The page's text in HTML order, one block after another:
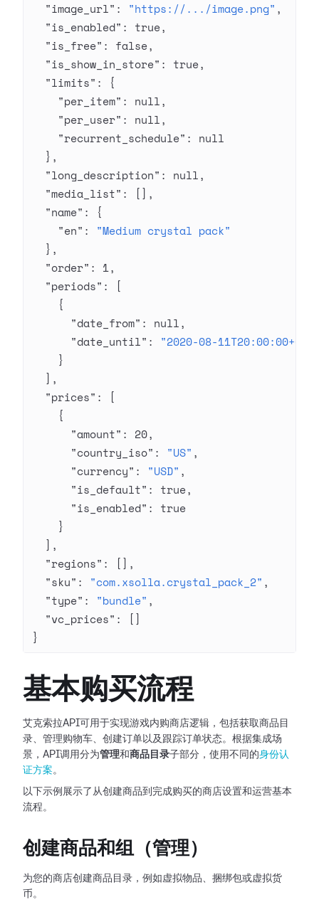
  "image_url"
: "https://.../image.png" ,
  "is_enabled"
: true,
  "is_free"
: false,
  "is_show_in_store"
: true,
  "limits"
: {
    "per_item"
: null,
    "per_user"
: null,
    "recurrent_schedule"
: null
  },
  "long_description"
: null,
  "media_list"
: [],
  "name"
: {
    "en"
: "Medium crystal pack"
  },
  "order"
: 1,
  "periods"
: [
    {
      "date_from"
: null,
      "date_until"
: "2020-08-
    }
  ],
  "prices"
: [
    {
      "amount"
: 20,
      "country_iso"
: "US" ,
      "currency"
: "USD" ,
      "is_default"
: true,
      "is_enabled"
: true
    }
  ],
  "regions"
: [],
  "sku"
: "com.xsolla.crystal_pack_2" ,
  "type"
: "bundle" ,
  "vc_prices"
: []
}
基本购买流程
艾克索拉API可用于实现游戏内购商店逻辑，包括获取商品目
录、管理购物车、创建订单以及跟踪订单状态。根据集成场
景，API调用分为管理和 商品目录子部分，使用不同的身份认
证方案。
以下示例展示了从创建商品到完成购买的商店设置和运营基本
流程。
创建商品和组（管理）
为您的商店创建商品目录，例如虚拟物品、捆绑包或虚拟货
币。